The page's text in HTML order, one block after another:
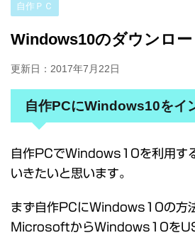
自作ＰＣ
Windows10のダウンロ
更新日： 2017年7月22日
自作PCにWindows10をイ
自作PCでWindows10を利用す
いきたいと思います。
まず自作PCにWindows10の方
MicrosoftからWindows10を